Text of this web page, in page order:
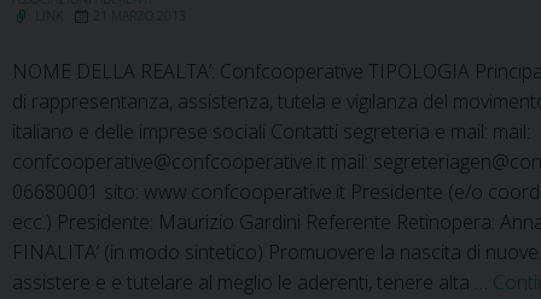
LINK
21 MARZO 2013
NOME DELLA REALTA’: Confcooperative TIPOLOGIA
di rappresentanza, assistenza, tutela e vigilanza del
italiano e delle imprese sociali Contatti segreteria e mail: mail:
confcooperative@confcooperative.it mail:
06680001 sito: www.confcooperative.it Presidente (e/o
ecc.) Presidente: Maurizio Gardini Referente Retinopera:
FINALITA’ (in modo sintetico) Promuovere la nascita di
assistere e e tutelare al meglio le aderenti, tenere alta …